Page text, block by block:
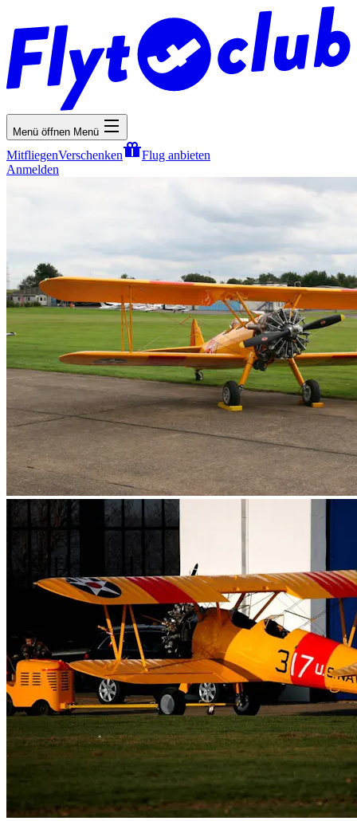
Menü öffnen Menü
MitfliegenVerschenken
Flug anbieten
Anmelden